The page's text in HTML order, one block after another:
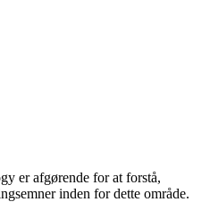
er afgørende for at forstå,
inden for dette område.